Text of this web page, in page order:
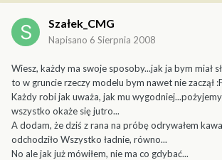
Szałek_CMG
Napisano 6 Sierpnia 2008
Wiesz, każdy ma swoje sposoby...jak ja bym miał
to w gruncie rzeczy modelu bym nawet nie zaczął
Każdy robi jak uważa, jak mu
wszystko okaże się jutro...
A dodam, że dziś z rana na próbę odrywałem
odchodziło Wszystko ładnie, równo...
No ale jak już mówiłem, nie ma co gdybać...